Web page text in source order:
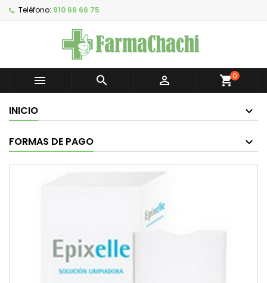
Teléfono: 910 66 66 75
   shopping_cart0
INICIO
FORMAS DE PAGO